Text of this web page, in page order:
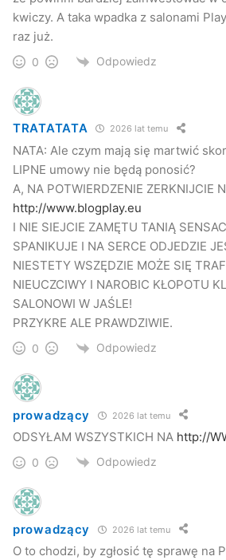
kwiczy. A taka wpadka z salonami
raz już.
0 Odpowiedz
TRATATATA 2026 lat temu
NATA: Ale czym mają się martwić
LIPNE umowy nie będą ponosić?
A, NA POTWIERDZENIE ZERKNIJCIE
http://www.blogplay.eu
I NIE SIEJCIE ZAMĘTU TANIĄ
SPANIKUJE I NA SERCE ODJEDZIE
NIESTETY WSZĘDZIE MOŻE SIĘ
NIEUCZCIWY I NAROBIC KŁOPOTU
SALONOWI W JAŚLE!
PRZYKRE ALE PRAWDZIWIE.
0 Odpowiedz
prowadzący 2026 lat temu
ODSYŁAM WSZYSTKICH NA http://
0 Odpowiedz
prowadzący 2026 lat temu
O to chodzi, by zgłosić tę sprawę na